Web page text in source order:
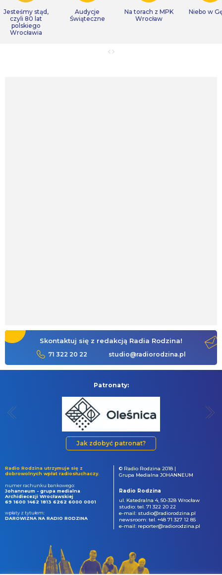
Jesteśmy stąd,
czyli 80 lat
polskiego
Wrocławia
Audycje
Świąteczne
Na torach z MPK
Wrocław
Niebo w
Skontaktuj się z redakcją Radia Rodzina!
71 322 20 22 studio@radiorodzina.pl
Patronaty:
Jak zdobyć patronat?
Radio Rodzina utrzymuje się z
dobrowolnych wpłat radiosłuchaczy.
numer rachunku bankowego:
Johanneum - grupa medialna
Archidiecezji Wrocławskiej
69 1600 1462 1813 6262 6000 0001
wpłaty z tytułem:
DAROWIZNA NA RADIO RODZINA
© Radio Rodzina 2018 |
Grupa Medialna JOHANNEUM
Radio Rodzina
ul. Katedralna 4, 50-328 Wrocław
studio: tel. 71 322 20 22
e-mail: studio@radiorodzina.pl
newsroom: tel. +48 71 327 12 85
e-mail: reporter@radiorodzina.pl